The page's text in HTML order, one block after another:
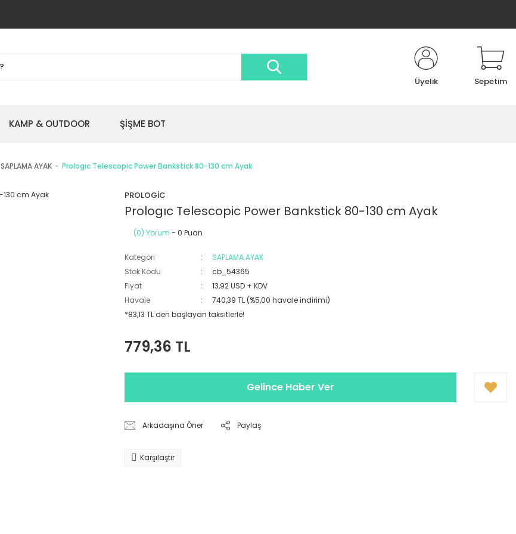
Üyelik Sepetim
KAMP & OUTDOOR ŞİŞME BOT
SAPLAMA AYAK Prologıc Telescopic Power Bankstick 80-130 cm Ayak
PROLOGİC
Prologıc Telescopic Power Bankstick 80-130 cm Ayak
(0) Yorum - 0 Puan
Kategori
SAPLAMA AYAK
Stok Kodu
cb_54365
Fiyat
13,92 USD + KDV
Havale
740,39 TL (%5,00 havale indirimi)
*83,13 TL den başlayan taksitlerle!
779,36 TL
Gelince Haber Ver
Arkadaşına Öner Paylaş
Karşılaştır